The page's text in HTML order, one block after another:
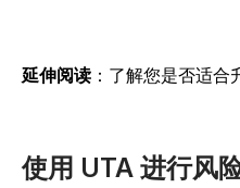
延伸阅读 ：了解您是否适合
使用 UTA 进行风